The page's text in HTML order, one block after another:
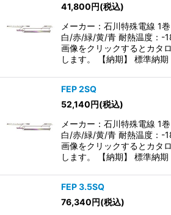
41,800円(税込)
メーカー：石川特殊電線 1
白/赤/緑/黄/青 耐熱温度：
画像をクリックするとカタ
します。 【納期】 標準納
FEP 2SQ
52,140円(税込)
メーカー：石川特殊電線 1
白/赤/緑/黄/青 耐熱温度：
画像をクリックするとカタ
します。 【納期】 標準納
FEP 3.5SQ
76,340円(税込)